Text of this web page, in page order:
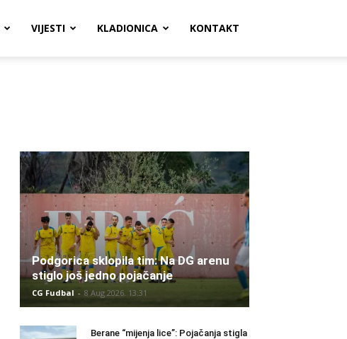
VIJESTI KLADIONICA KONTAKT
Podgorica sklopila tim: Na DG arenu
stiglo još jedno pojačanje
CG Fudbal - 8 Aug 2026. 13:31
Berane “mijenja lice”: Pojačanja stigla